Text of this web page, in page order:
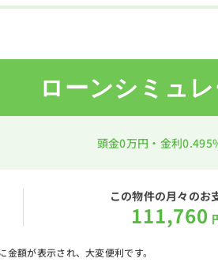
ローンシミュ
頭金0万円 ・金利
この物件の月々のお
111,760
額が表示され、大変便利です。